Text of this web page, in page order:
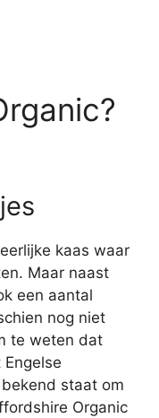
kaas waar
Maar naast
een aantal
nog niet
te weten dat
staat om
Organic